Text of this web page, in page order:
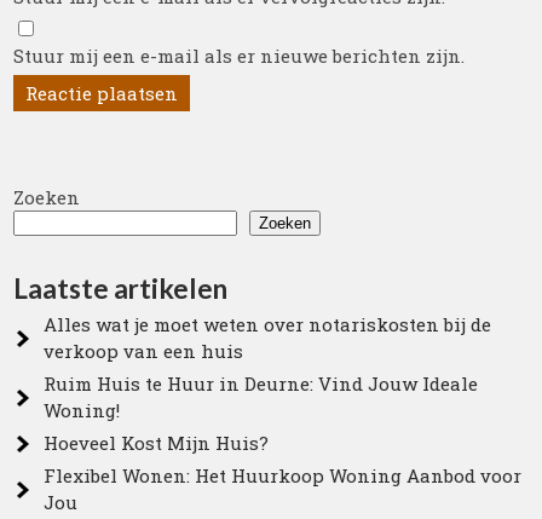
Stuur mij een e-mail als er nieuwe berichten zijn.
Zoeken
Zoeken
Laatste artikelen
Alles wat je moet weten over notariskosten bij de
verkoop van een huis
Ruim Huis te Huur in Deurne: Vind Jouw Ideale
Woning!
Hoeveel Kost Mijn Huis?
Flexibel Wonen: Het Huurkoop Woning Aanbod voor
Jou